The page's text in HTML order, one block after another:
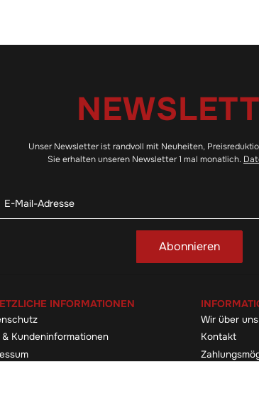
WARENKORB
Unser Newsletter ist randvoll mit Neuheiten,
Sie erhalten unseren Newsletter 1 mal monatlich.
Abonnieren
INFORMATIONEN
& Kundeninformationen
Wir über uns
Kontakt